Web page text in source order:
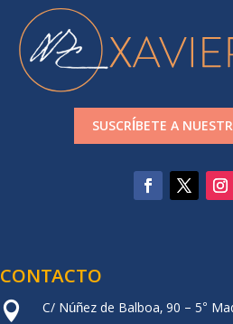
SUSCRÍBETE A
CONTACTO
 C/ Núñez de Balboa, 90 – 5°